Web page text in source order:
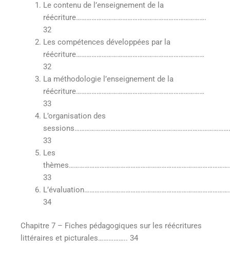
Le contenu de l’enseignement de la
réécriture………………………………………………………………….
32
Les compétences développées par la
réécriture…………………………………………………………………
32
La méthodologie l’enseignement de la
réécriture…………………………………………………………………
33
L’organisation des
33
Les
33
34
Chapitre 7 – Fiches pédagogiques sur les réécritures
littéraires et picturales…………….. 34